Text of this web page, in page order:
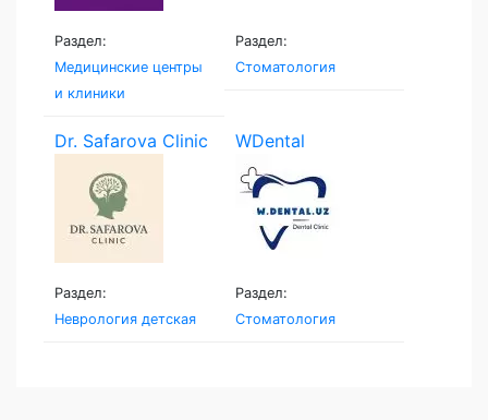
Раздел:
Медицинские центры
и клиники
Раздел:
Стоматология
Dr. Safarova Clinic
Раздел:
Неврология детская
WDental
Раздел:
Стоматология